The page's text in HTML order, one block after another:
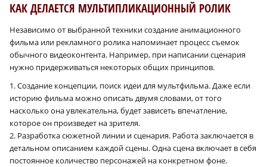
КАК ДЕЛАЕТСЯ МУЛЬТИПЛИКАЦИОННЫЙ РОЛИК
Независимо от выбранной техники создание анимационного
фильма или рекламного ролика напоминает процесс съемок
обычного видеоконтента. Например, при написании сценария
нужно придерживаться некоторых общих принципов.
1. Создание концепции, поиск идеи для мультфильма. Даже если
историю фильма можно описать двумя словами, от того
насколько она увлекательна, будет зависеть впечатление,
которое он произведет на зрителя.
2. Разработка сюжетной линии и сценария. Работа заключается в
детальном описанием каждой сцены. Одна сцена включает в себя
постоянное количество персонажей на конкретном фоне.